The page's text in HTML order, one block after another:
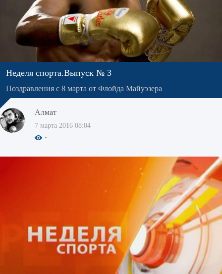
Неделя спорта.Выпуск № 3
Поздравления с 8 марта от Флойда Майуэзера
Алмат
7 марта 2016 08:04